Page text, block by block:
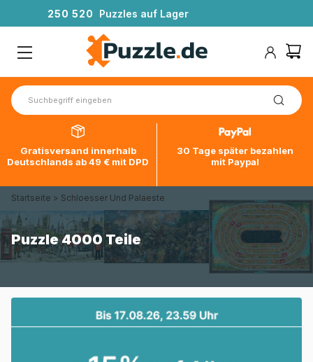
250 520 Puzzles auf Lager
Gratisversand innerhalb
Deutschlands ab 49 € mit DPD
30 Tage später bezahlen
mit Paypal
Startseite > Schloesser Und Palaeste
Puzzle 4000 Teile